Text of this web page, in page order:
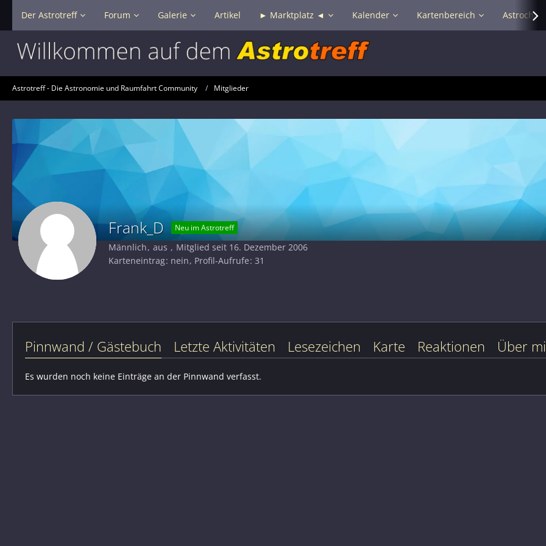
Der Astrotreff Forum Galerie Artikel ► Marktplatz ◄ Kalender Kartenbereich Astrochat
Astrotreff - Die Astronomie und Raumfahrt Community Mitglieder
Frank_D Neu im Astrotreff
Männlich aus
Mitglied seit 16. Dezember 2006
Karteneintrag nein Profil-Aufrufe 31
Pinnwand / Gästebuch Letzte Aktivitäten Lesezeichen Karte Reaktionen Über
Es wurden noch keine Einträge an der Pinnwand verfasst.